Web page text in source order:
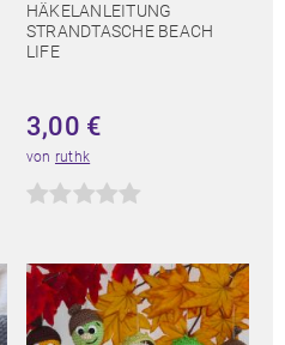
HÄKELANLEITUNG
STRANDTASCHE BEACH
LIFE
3,00 €
von ruthk